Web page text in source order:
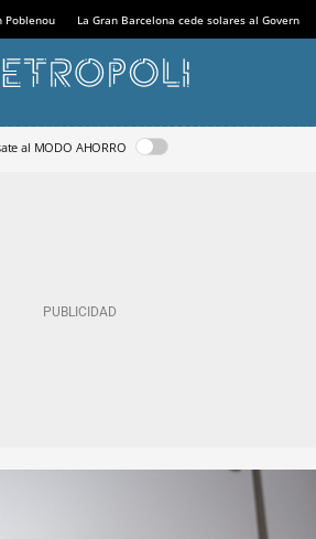
Poblenou La Gran Barcelona cede solares al Govern
al MODO AHORRO